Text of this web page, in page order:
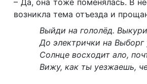
– Да, она тоже поменялась. В
возникла тема отъезда и
Выйди на гололёд.
До электрички на
Солнце восходит ало,
Вижу, как ты уезжаешь,